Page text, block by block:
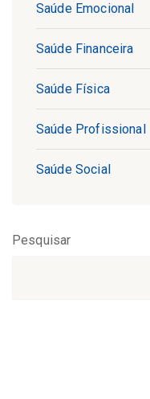
Saúde Emocional
Saúde Financeira
Saúde Física
Saúde Profissional
Saúde Social
Pesquisar